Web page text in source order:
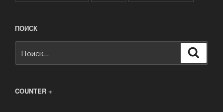
ПОИСК
COUNTER +